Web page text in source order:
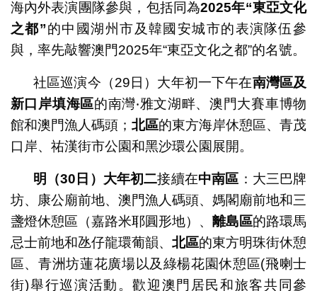
海內外表演團隊參與，包括同為2025年“東亞文化
之都”的中國湖州市及韓國安城市的表演隊伍參
與，率先敲響澳門2025年“東亞文化之都”的名號。
社區巡演今（29日）大年初一下午在南灣區及
新口岸填海區的南灣‧雅文湖畔、澳門大賽車博物
館和澳門漁人碼頭； 北區的東方海岸休憩區、青茂
口岸、祐漢街市公園和黑沙環公園展開。
明（30 日）大年初二接續在中南區 ：大三巴牌
坊、康公廟前地、澳門漁人碼頭、媽閣廟前地和三
盞燈休憩區（嘉路米耶圓形地）、離島區的路環馬
忌士前地和氹仔龍環葡韻、北區的東方明珠街休憩
區、青洲坊蓮花廣場以及綠楊花園休憩區(飛喇士
街)舉行巡演活動。歡迎澳門居民和旅客共同參